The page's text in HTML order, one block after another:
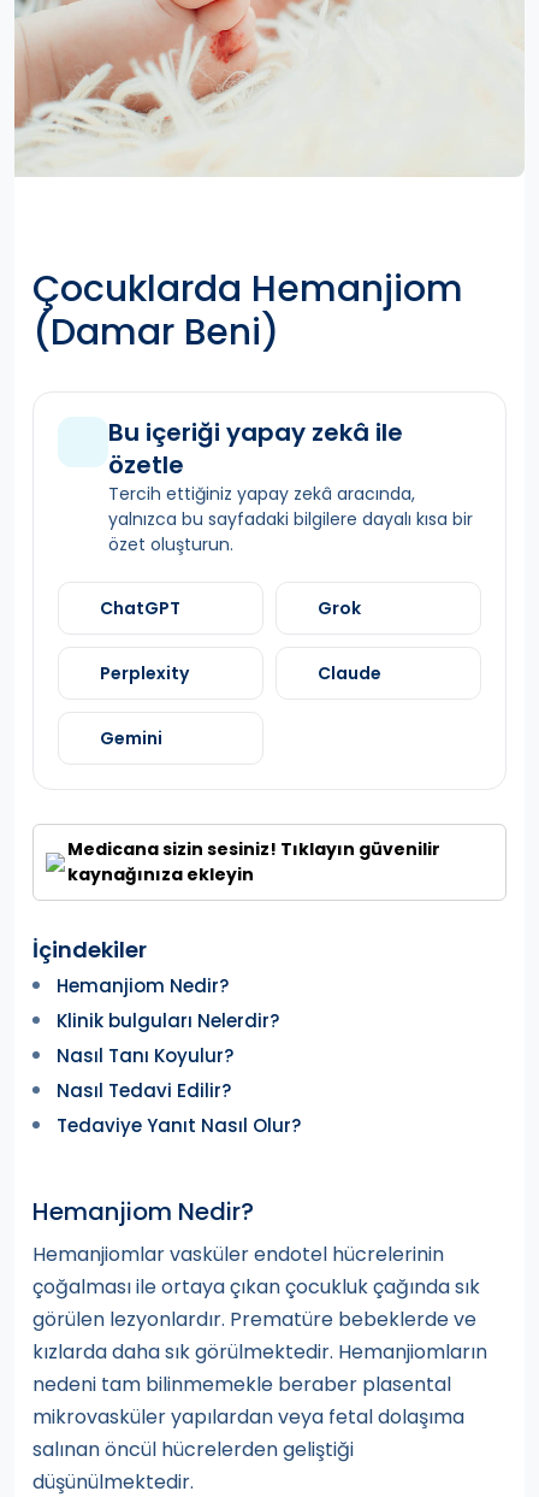
Çocuklarda Hemanjiom
(Damar Beni)
Bu içeriği yapay zekâ ile
özetle
Tercih ettiğiniz yapay zekâ aracında,
yalnızca bu sayfadaki bilgilere dayalı kısa bir
özet oluşturun.
ChatGPT Grok
Perplexity Claude
Gemini
Medicana sizin sesiniz! Tıklayın güvenilir
kaynağınıza ekleyin
İçindekiler
Hemanjiom Nedir?
Klinik bulguları Nelerdir?
Nasıl Tanı Koyulur?
Nasıl Tedavi Edilir?
Tedaviye Yanıt Nasıl Olur?
Hemanjiom Nedir?
Hemanjiomlar vasküler endotel hücrelerinin
çoğalması ile ortaya çıkan çocukluk çağında sık
görülen lezyonlardır. Prematüre bebeklerde ve
kızlarda daha sık görülmektedir. Hemanjiomların
nedeni tam bilinmemekle beraber plasental
mikrovasküler yapılardan veya fetal dolaşıma
salınan öncül hücrelerden geliştiği
düşünülmektedir.